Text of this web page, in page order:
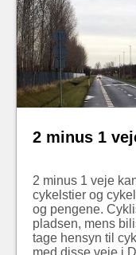
2 minus 1
2 minus 1 veje
cykelstier og
og pengene.
pladsen, mens
tage hensyn til